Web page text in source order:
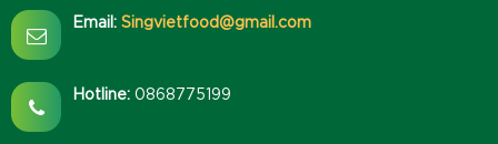
Email: Singvietfood@gmail.com
Hotline: 0868775199